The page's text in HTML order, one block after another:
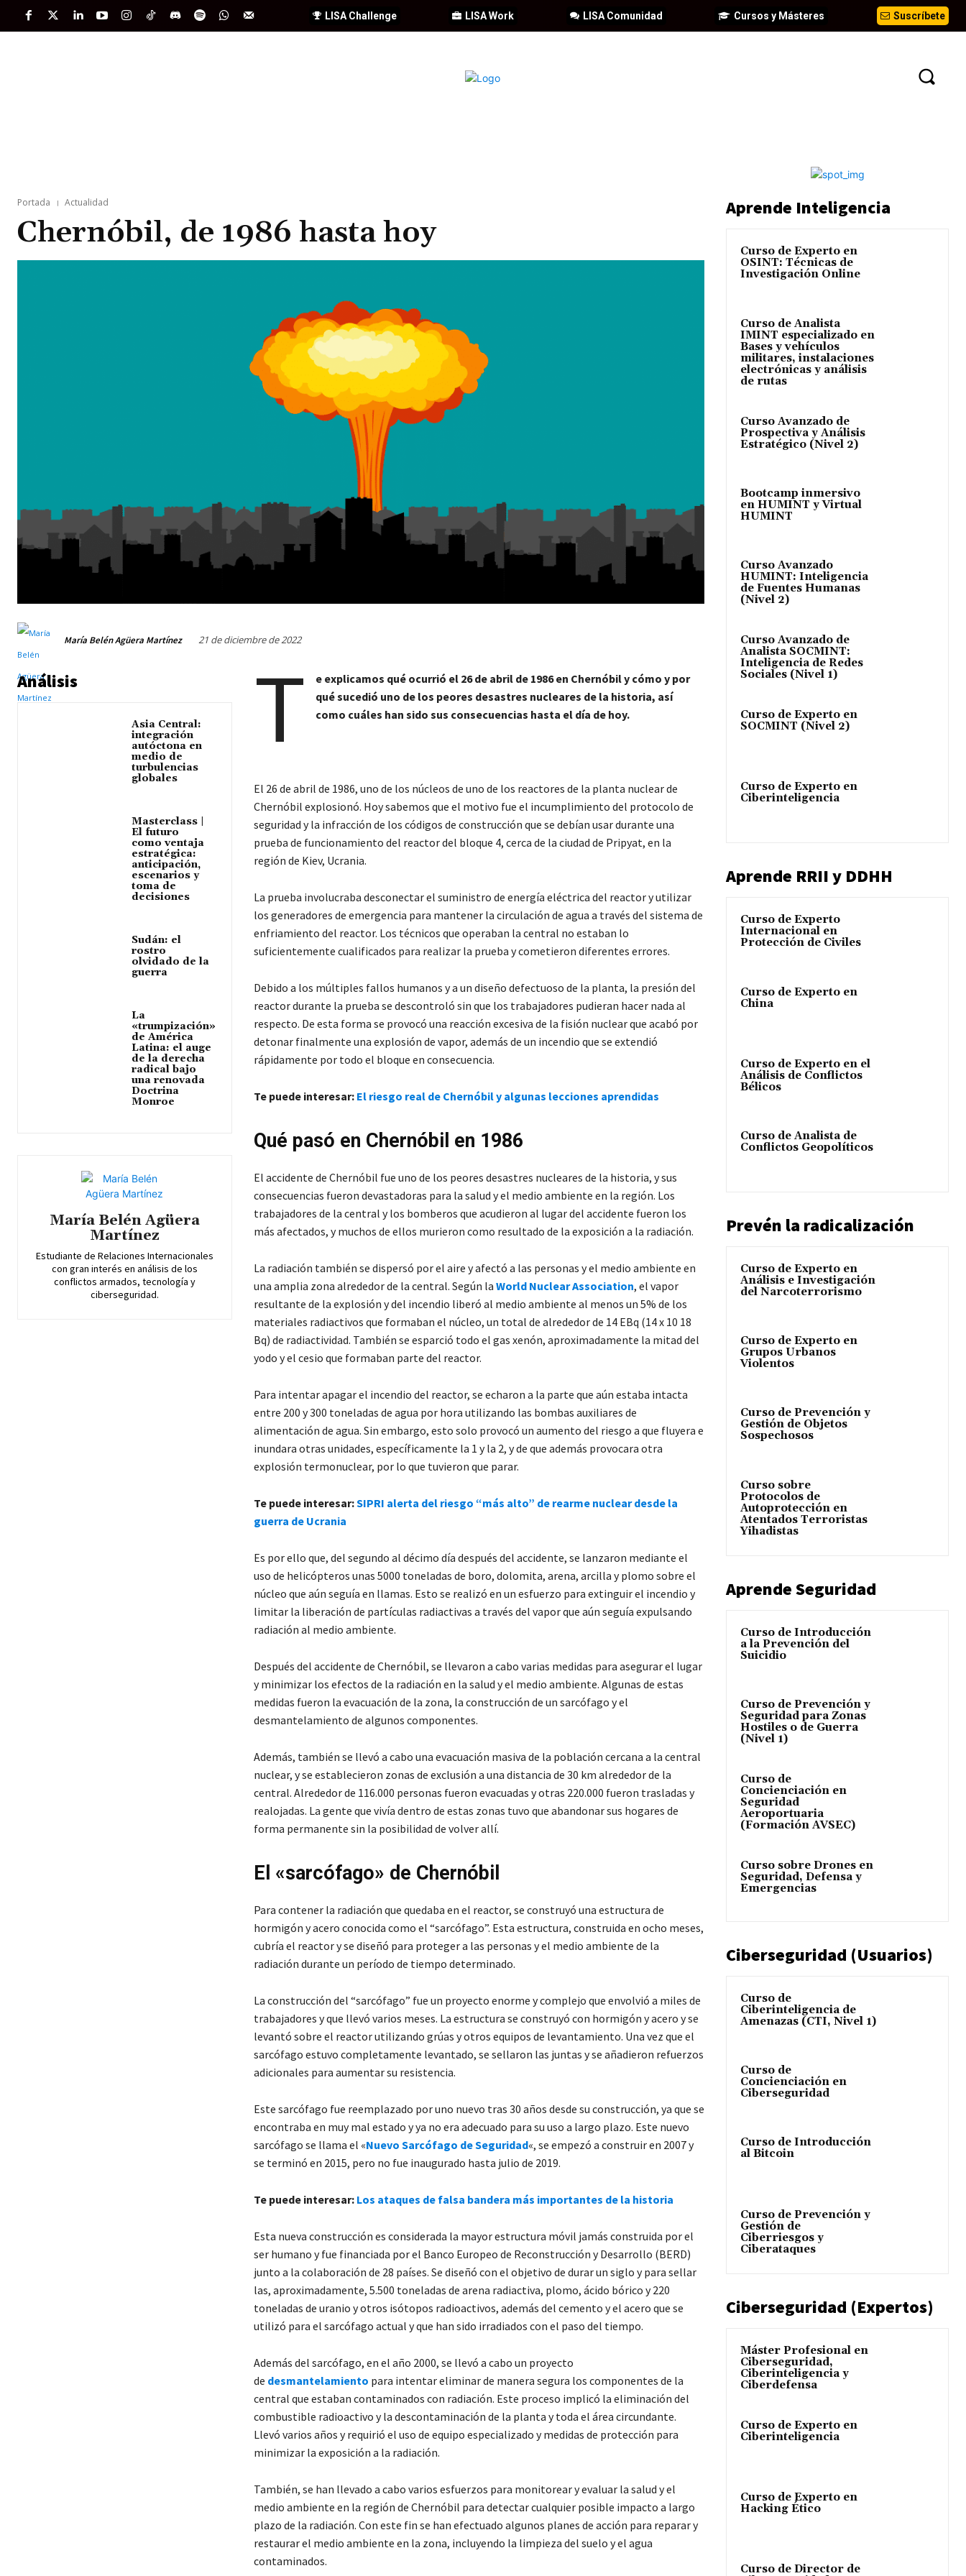
Suscríbete
Cursos y Másteres
LISA Comunidad
LISA Work
LISA Challenge
Portada Actualidad
Chernóbil, de 1986 hasta hoy
María Belén Agüera Martínez 21 de diciembre de 2022
Análisis
Asia Central:
integración
autóctona en
medio de
turbulencias
globales
Masterclass |
El futuro
como ventaja
estratégica:
anticipación,
escenarios y
toma de
decisiones
Sudán: el
rostro
olvidado de la
guerra
La
«trumpización»
de América
Latina: el auge
de la derecha
radical bajo
una renovada
Doctrina
Monroe
María Belén Agüera
Martínez
Estudiante de Relaciones Internacionales
con gran interés en análisis de los
conflictos armados, tecnología y
ciberseguridad.
T
e explicamos qué ocurrió el 26 de abril de 1986 en Chernóbil y cómo y por
qué sucedió uno de los peores desastres nucleares de la historia, así
como cuáles han sido sus consecuencias hasta el día de hoy.
El 26 de abril de 1986, uno de los núcleos de uno de los reactores de la planta nuclear de
Chernóbil explosionó. Hoy sabemos que el motivo fue el incumplimiento del protocolo de
seguridad y la infracción de los códigos de construcción que se debían usar durante una
prueba de funcionamiento del reactor del bloque 4, cerca de la ciudad de Pripyat, en la
región de Kiev, Ucrania.
La prueba involucraba desconectar el suministro de energía eléctrica del reactor y utilizar
los generadores de emergencia para mantener la circulación de agua a través del sistema de
enfriamiento del reactor. Los técnicos que operaban la central no estaban lo
suficientemente cualificados para realizar la prueba y cometieron diferentes errores.
Debido a los múltiples fallos humanos y a un diseño defectuoso de la planta, la presión del
reactor durante la prueba se descontroló sin que los trabajadores pudieran hacer nada al
respecto. De esta forma se provocó una reacción excesiva de la fisión nuclear que acabó por
detonar finalmente una explosión de vapor, además de un incendio que se extendió
rápidamente por todo el bloque en consecuencia.
Te puede interesar:El riesgo real de Chernóbil y algunas lecciones aprendidas
Qué pasó en Chernóbil en 1986
El accidente de Chernóbil fue uno de los peores desastres nucleares de la historia, y sus
consecuencias fueron devastadoras para la salud y el medio ambiente en la región. Los
trabajadores de la central y los bomberos que acudieron al lugar del accidente fueron los
más afectados, y muchos de ellos murieron como resultado de la exposición a la radiación.
La radiación también se dispersó por el aire y afectó a las personas y el medio ambiente en
una amplia zona alrededor de la central. Según la World Nuclear Association, el vapor
resultante de la explosión y del incendio liberó al medio ambiente al menos un 5% de los
materiales radiactivos que formaban el núcleo, un total de alrededor de 14 EBq (14 x 10 18
Bq) de radiactividad. También se esparció todo el gas xenón, aproximadamente la mitad del
yodo y el cesio que formaban parte del reactor.
Para intentar apagar el incendio del reactor, se echaron a la parte que aún estaba intacta
entre 200 y 300 toneladas de agua por hora utilizando las bombas auxiliares de
alimentación de agua. Sin embargo, esto solo provocó un aumento del riesgo a que fluyera e
inundara otras unidades, específicamente la 1 y la 2, y de que además provocara otra
explosión termonuclear, por lo que tuvieron que parar.
Te puede interesar:SIPRI alerta del riesgo “más alto” de rearme nuclear desde la
guerra de Ucrania
Es por ello que, del segundo al décimo día después del accidente, se lanzaron mediante el
uso de helicópteros unas 5000 toneladas de boro, dolomita, arena, arcilla y plomo sobre el
núcleo que aún seguía en llamas. Esto se realizó en un esfuerzo para extinguir el incendio y
limitar la liberación de partículas radiactivas a través del vapor que aún seguía expulsando
radiación al medio ambiente.
Después del accidente de Chernóbil, se llevaron a cabo varias medidas para asegurar el lugar
y minimizar los efectos de la radiación en la salud y el medio ambiente. Algunas de estas
medidas fueron la evacuación de la zona, la construcción de un sarcófago y el
desmantelamiento de algunos componentes.
Además, también se llevó a cabo una evacuación masiva de la población cercana a la central
nuclear, y se establecieron zonas de exclusión a una distancia de 30 km alrededor de la
central. Alrededor de 116.000 personas fueron evacuadas y otras 220.000 fueron trasladas y
realojadas. La gente que vivía dentro de estas zonas tuvo que abandonar sus hogares de
forma permanente sin la posibilidad de volver allí.
El «sarcófago» de Chernóbil
Para contener la radiación que quedaba en el reactor, se construyó una estructura de
hormigón y acero conocida como el “sarcófago”. Esta estructura, construida en ocho meses,
cubría el reactor y se diseñó para proteger a las personas y el medio ambiente de la
radiación durante un período de tiempo determinado.
La construcción del “sarcófago” fue un proyecto enorme y complejo que envolvió a miles de
trabajadores y que llevó varios meses. La estructura se construyó con hormigón y acero y se
levantó sobre el reactor utilizando grúas y otros equipos de levantamiento. Una vez que el
sarcófago estuvo completamente levantado, se sellaron las juntas y se añadieron refuerzos
adicionales para aumentar su resistencia.
Este sarcófago fue reemplazado por uno nuevo tras 30 años desde su construcción, ya que se
encontraba en muy mal estado y ya no era adecuado para su uso a largo plazo. Este nuevo
sarcófago se llama el «Nuevo Sarcófago de Seguridad«, se empezó a construir en 2007 y
se terminó en 2015, pero no fue inaugurado hasta julio de 2019.
Te puede interesar: Los ataques de falsa bandera más importantes de la historia
Esta nueva construcción es considerada la mayor estructura móvil jamás construida por el
ser humano y fue financiada por el Banco Europeo de Reconstrucción y Desarrollo (BERD)
junto a la colaboración de 28 países. Se diseñó con el objetivo de durar un siglo y para sellar
las, aproximadamente, 5.500 toneladas de arena radiactiva, plomo, ácido bórico y 220
toneladas de uranio y otros isótopos radioactivos, además del cemento y el acero que se
utilizó para el sarcófago actual y que han sido irradiados con el paso del tiempo.
Además del sarcófago, en el año 2000, se llevó a cabo un proyecto
de desmantelamiento para intentar eliminar de manera segura los componentes de la
central que estaban contaminados con radiación. Este proceso implicó la eliminación del
combustible radioactivo y la descontaminación de la planta y toda el área circundante.
Llevó varios años y requirió el uso de equipo especializado y medidas de protección para
minimizar la exposición a la radiación.
También, se han llevado a cabo varios esfuerzos para monitorear y evaluar la salud y el
medio ambiente en la región de Chernóbil para detectar cualquier posible impacto a largo
plazo de la radiación. Con este fin se han efectuado algunos planes de acción para reparar y
restaurar el medio ambiente en la zona, incluyendo la limpieza del suelo y el agua
contaminados.
Aprende Inteligencia
Curso de Experto en
OSINT: Técnicas de
Investigación Online
Curso de Analista
IMINT especializado en
Bases y vehículos
militares, instalaciones
electrónicas y análisis
de rutas
Curso Avanzado de
Prospectiva y Análisis
Estratégico (Nivel 2)
Bootcamp inmersivo
en HUMINT y Virtual
HUMINT
Curso Avanzado
HUMINT: Inteligencia
de Fuentes Humanas
(Nivel 2)
Curso Avanzado de
Analista SOCMINT:
Inteligencia de Redes
Sociales (Nivel 1)
Curso de Experto en
SOCMINT (Nivel 2)
Curso de Experto en
Ciberinteligencia
Aprende RRII y DDHH
Curso de Experto
Internacional en
Protección de Civiles
Curso de Experto en
China
Curso de Experto en el
Análisis de Conflictos
Bélicos
Curso de Analista de
Conflictos Geopolíticos
Prevén la radicalización
Curso de Experto en
Análisis e Investigación
del Narcoterrorismo
Curso de Experto en
Grupos Urbanos
Violentos
Curso de Prevención y
Gestión de Objetos
Sospechosos
Curso sobre
Protocolos de
Autoprotección en
Atentados Terroristas
Yihadistas
Aprende Seguridad
Curso de Introducción
a la Prevención del
Suicidio
Curso de Prevención y
Seguridad para Zonas
Hostiles o de Guerra
(Nivel 1)
Curso de
Concienciación en
Seguridad
Aeroportuaria
(Formación AVSEC)
Curso sobre Drones en
Seguridad, Defensa y
Emergencias
Ciberseguridad (Usuarios)
Curso de
Ciberinteligencia de
Amenazas (CTI, Nivel 1)
Curso de
Concienciación en
Ciberseguridad
Curso de Introducción
al Bitcoin
Curso de Prevención y
Gestión de
Ciberriesgos y
Ciberataques
Ciberseguridad (Expertos)
Máster Profesional en
Ciberseguridad,
Ciberinteligencia y
Ciberdefensa
Curso de Experto en
Ciberinteligencia
Curso de Experto en
Hacking Ético
Curso de Director de